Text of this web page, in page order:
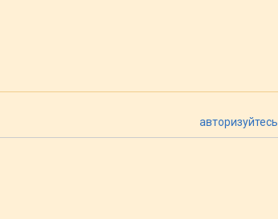
авторизуйтесь